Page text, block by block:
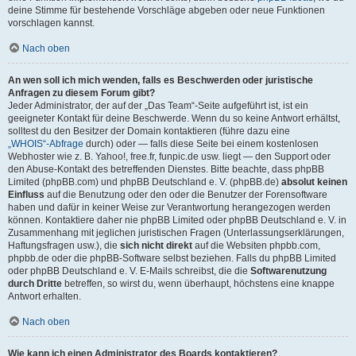
deine Stimme für bestehende Vorschläge abgeben oder neue Funktionen
vorschlagen kannst.
Nach oben
An wen soll ich mich wenden, falls es Beschwerden oder juristische
Anfragen zu diesem Forum gibt?
Jeder Administrator, der auf der „Das Team“-Seite aufgeführt ist, ist ein
geeigneter Kontakt für deine Beschwerde. Wenn du so keine Antwort erhältst,
solltest du den Besitzer der Domain kontaktieren (führe dazu eine
„WHOIS“-Abfrage durch) oder — falls diese Seite bei einem kostenlosen
Webhoster wie z. B. Yahoo!, free.fr, funpic.de usw. liegt — den Support oder
den Abuse-Kontakt des betreffenden Dienstes. Bitte beachte, dass phpBB
Limited (phpBB.com) und phpBB Deutschland e. V. (phpBB.de) absolut keinen
Einfluss auf die Benutzung oder den oder die Benutzer der Forensoftware
haben und dafür in keiner Weise zur Verantwortung herangezogen werden
können. Kontaktiere daher nie phpBB Limited oder phpBB Deutschland e. V. in
Zusammenhang mit jeglichen juristischen Fragen (Unterlassungserklärungen,
Haftungsfragen usw.), die sich nicht direkt auf die Websiten phpbb.com,
phpbb.de oder die phpBB-Software selbst beziehen. Falls du phpBB Limited
oder phpBB Deutschland e. V. E-Mails schreibst, die die Softwarenutzung
durch Dritte betreffen, so wirst du, wenn überhaupt, höchstens eine knappe
Antwort erhalten.
Nach oben
Wie kann ich einen Administrator des Boards kontaktieren?